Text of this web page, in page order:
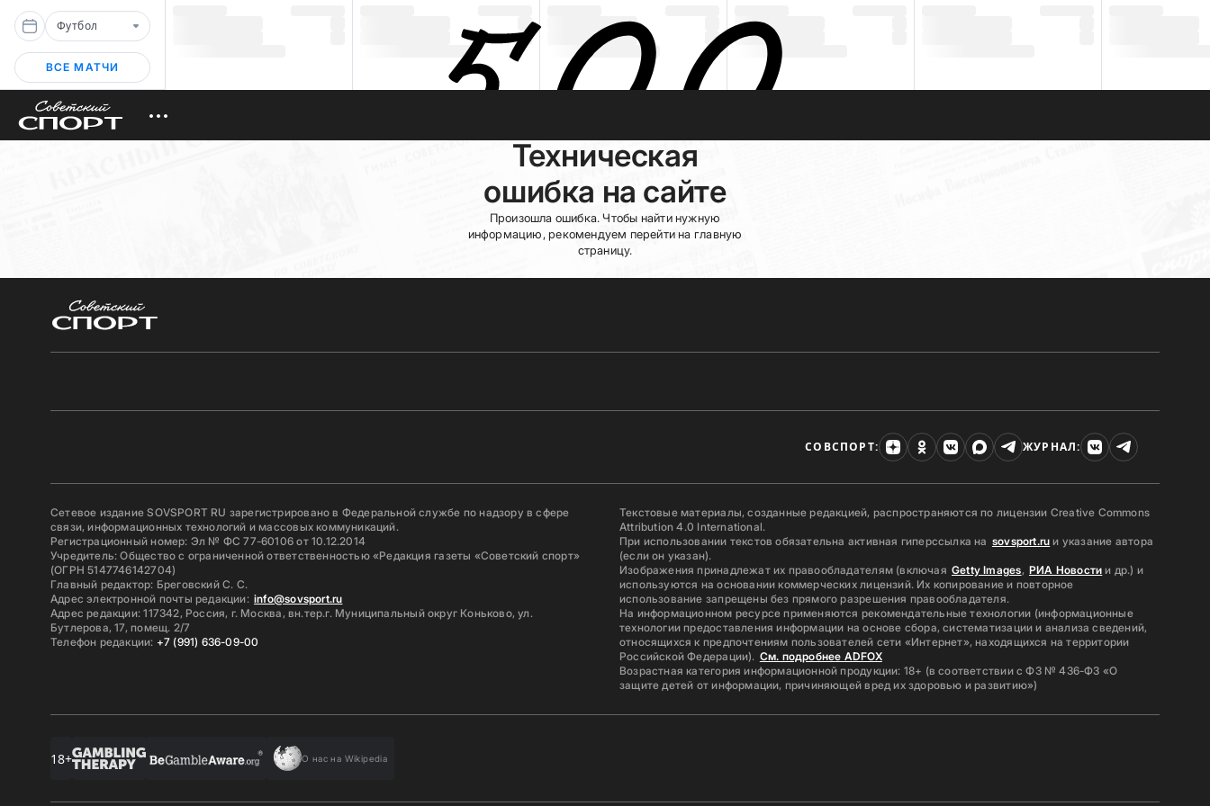
Футбол
ВСЕ МАТЧИ
Техническая
ошибка на сайте
Произошла ошибка. Чтобы найти нужную
информацию, рекомендуем перейти на главную
страницу.
СОВСПОРТ: ЖУРНАЛ:
Сетевое издание SOVSPORT RU зарегистрировано в Федеральной службе по надзору в сфере
связи, информационных технологий и массовых коммуникаций.
Регистрационный номер: Эл № ФС 77-60106 от 10.12.2014
Учредитель: Общество с ограниченной ответственностью «Редакция газеты «Советский спорт»
(ОГРН 5147746142704)
Главный редактор: Бреговский С. С.
Адрес электронной почты редакции: info@sovsport.ru
Адрес редакции: 117342, Россия, г. Москва, вн.тер.г. Муниципальный округ Коньково, ул.
Бутлерова, 17, помещ. 2/7
Телефон редакции: +7 (991) 636-09-00
Текстовые материалы, созданные редакцией, распространяются по лицензии Creative Commons
Attribution 4.0 International.
При использовании текстов обязательна активная гиперссылка на sovsport.ru и указание автора
(если он указан).
Изображения принадлежат их правообладателям (включая Getty Images, РИА Новости и др.) и
используются на основании коммерческих лицензий. Их копирование и повторное
использование запрещены без прямого разрешения правообладателя.
На информационном ресурсе применяются рекомендательные технологии (информационные
технологии предоставления информации на основе сбора, систематизации и анализа сведений,
относящихся к предпочтениям пользователей сети «Интернет», находящихся на территории
Российской Федерации). См. подробнее ADFOX
Возрастная категория информационной продукции: 18+ (в соответствии с ФЗ № 436-ФЗ «О
защите детей от информации, причиняющей вред их здоровью и развитию»)
18+ О нас на Wikipedia